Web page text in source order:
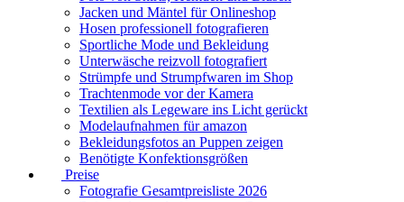
Jacken und Mäntel für Onlineshop
Hosen professionell fotografieren
Sportliche Mode und Bekleidung
Unterwäsche reizvoll fotografiert
Strümpfe und Strumpfwaren im Shop
Trachtenmode vor der Kamera
Textilien als Legeware ins Licht gerückt
Modelaufnahmen für amazon
Bekleidungsfotos an Puppen zeigen
Benötigte Konfektionsgrößen
Preise
Fotografie Gesamtpreisliste 2026